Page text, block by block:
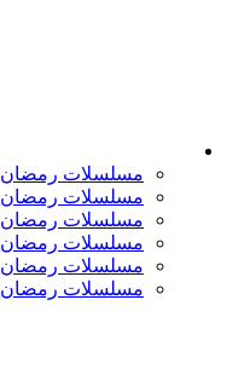
مسلسلات رمضان 2026
مسلسلات رمضان 2025
مسلسلات رمضان 2024
مسلسلات رمضان 2023
مسلسلات رمضان 2022
مسلسلات رمضان 2021